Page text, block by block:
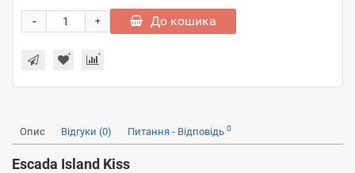
+
- До кошика
Опис Відгуки (0) Питання - Відповідь 0
Escada Island Kiss